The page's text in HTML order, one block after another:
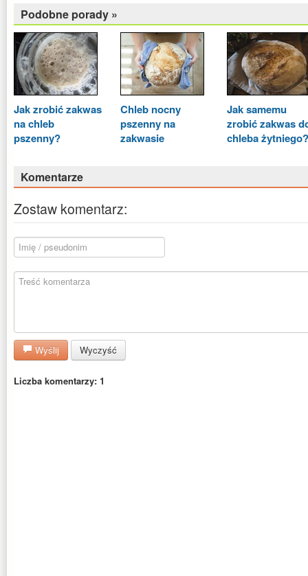
Podobne porady »
Jak zrobić zakwas
na chleb
pszenny?
Chleb nocny
pszenny na
zakwasie
Jak samemu
zrobić zakwas
chleba żytniego?
Komentarze
Zostaw komentarz:
Wyślij Wyczyść
Liczba komentarzy: 1